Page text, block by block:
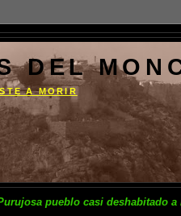
DEL
A MORIR
pueblo casi deshabitado